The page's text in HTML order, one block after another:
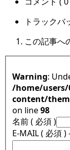
トラックバ
この記事へ
Warning :
/home/
content/
on line98
名前 ( 必須 )
E-MAIL ( 必須